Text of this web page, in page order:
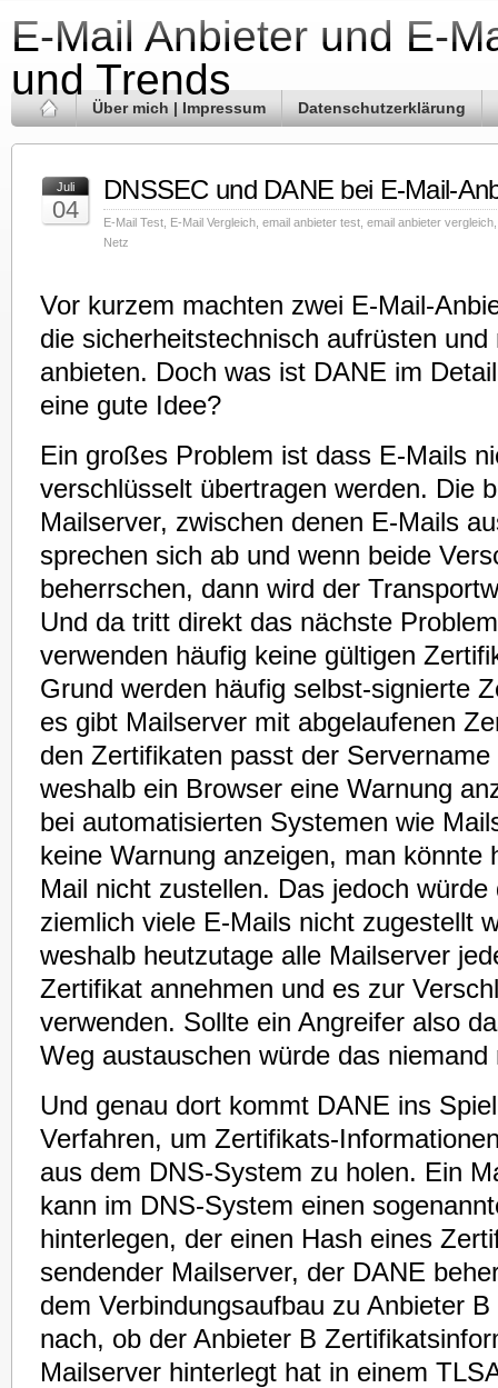
E-Mail Anbieter und E-
und Trends
Über mich | Impressum Datenschutzerklärung
Juli
04
DNSSEC und DANE bei E-Mail-
E-Mail Test E-Mail Vergleich email anbieter test email anbieter vergleich
Netz
Vor kurzem machten zwei E-Mail-
die sicherheitstechnisch aufrüsten und
anbieten. Doch was ist DANE im
eine gute Idee?
Ein großes Problem ist dass E-Mails
verschlüsselt übertragen werden. Die
Mailserver, zwischen denen E-Mails
sprechen sich ab und wenn beide
beherrschen, dann wird der
Und da tritt direkt das nächste
verwenden häufig keine gültigen
Grund werden häufig selbst-signierte
es gibt Mailserver mit abgelaufenen
den Zertifikaten passt der
weshalb ein Browser eine Warnung
bei automatisierten Systemen wie
keine Warnung anzeigen, man könnte
Mail nicht zustellen. Das jedoch
ziemlich viele E-Mails nicht zugestellt
weshalb heutzutage alle Mailserver
Zertifikat annehmen und es zur
verwenden. Sollte ein Angreifer also
Weg austauschen würde das niemand
Und genau dort kommt DANE ins
Verfahren, um Zertifikats-
aus dem DNS-System zu holen. Ein
kann im DNS-System einen
hinterlegen, der einen Hash eines
sendender Mailserver, der DANE
dem Verbindungsaufbau zu Anbieter
nach, ob der Anbieter B
Mailserver hinterlegt hat in einem